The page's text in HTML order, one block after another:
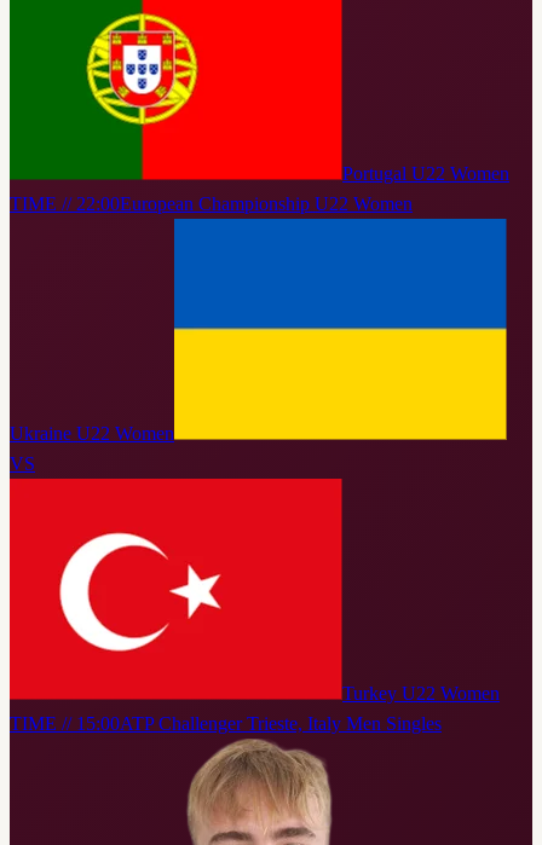
Portugal U22 Women
TIME // 22:00European Championship U22 Women
Ukraine U22 Women
VS
Turkey U22 Women
TIME // 15:00ATP Challenger Trieste, Italy Men Singles